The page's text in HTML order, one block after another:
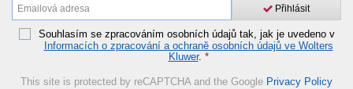
Přihlásit
Souhlasím se zpracováním osobních údajů tak, jak je uvedeno v
Informacích o zpracování a ochraně osobních údajů ve Wolters
Kluwer. *
This site is protected by reCAPTCHA and the Google Privacy Policy